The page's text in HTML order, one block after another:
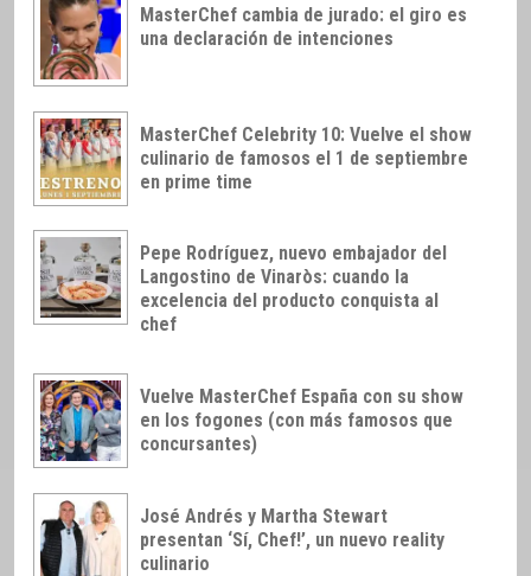
MasterChef cambia de jurado: el giro es
una declaración de intenciones
MasterChef Celebrity 10: Vuelve el show
culinario de famosos el 1 de septiembre
en prime time
Pepe Rodríguez, nuevo embajador del
Langostino de Vinaròs: cuando la
excelencia del producto conquista al
chef
Vuelve MasterChef España con su show
en los fogones (con más famosos que
concursantes)
José Andrés y Martha Stewart
presentan ‘Sí, Chef!’, un nuevo reality
culinario